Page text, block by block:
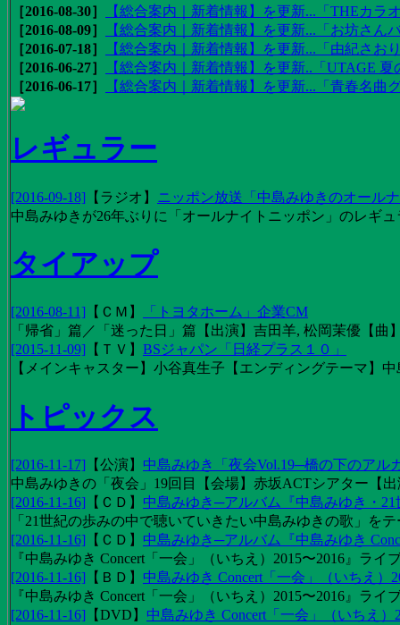
［2016-08-30］
【総合案内｜新着情報】を更新...「THEカ
［2016-08-09］
【総合案内｜新着情報】を更新...「お坊さ
［2016-07-18］
【総合案内｜新着情報】を更新...「由紀さお
［2016-06-27］
【総合案内｜新着情報】を更新..「UTAGE
［2016-06-17］
【総合案内｜新着情報】を更新...「青春名
レギュラー
[2016-09-18] 【 ラジオ 】 ニッポン放送「中島みゆきのオール
中島みゆきが26年ぶりに「オールナイトニッポン」のレギ
タイアップ
[2016-08-11] 【 ＣＭ 】
「トヨタホーム」企業CM
「帰省」篇／「迷った日」篇【出演】吉田羊, 松岡茉優【
[2015-11-09] 【 ＴＶ 】 BSジャパン「日経プラス１０」
【メインキャスター】小谷真生子【エンディングテーマ】
トピックス
[2016-11-17] 【公演】 中島みゆき「夜会Vol.19─橋の下のアル
中島みゆきの「夜会」19回目【会場】赤坂ACTシアター【
[2016-11-16] 【 ＣＤ 】 中島みゆき─アルバム『中島みゆき・
「21世紀の歩みの中で聴いていきたい中島みゆきの歌」を
[2016-11-16] 【 ＣＤ 】 中島みゆき─アルバム『中島みゆき
『中島みゆき Concert「一会」（いちえ）2015〜2016』ラ
[2016-11-16] 【 ＢＤ 】 中島みゆき Concert「一会」（いちえ）
『中島みゆき Concert「一会」（いちえ）2015〜2016』ラ
[2016-11-16] 【DVD 】 中島みゆき Concert「一会」（いちえ）